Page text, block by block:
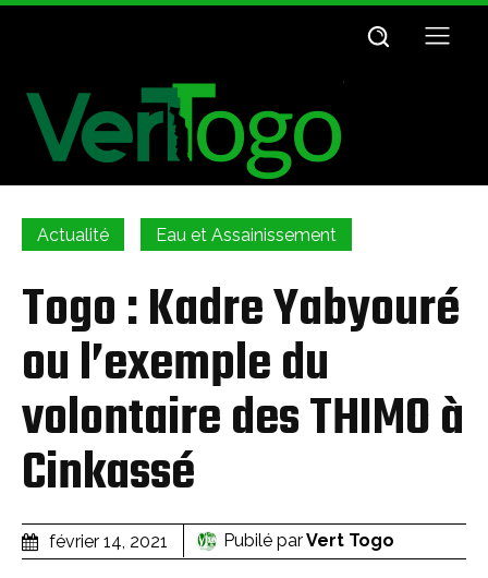
Actualité Eau et Assainissement
Togo : Kadre Yabyouré
ou l’exemple du
volontaire des THIMO à
Cinkassé
février 14, 2021 Pubilé parVert Togo